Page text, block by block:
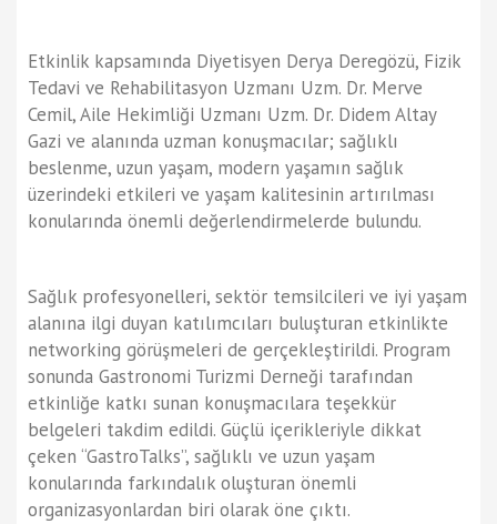
Etkinlik kapsamında Diyetisyen Derya Deregözü, Fizik
Tedavi ve Rehabilitasyon Uzmanı Uzm. Dr. Merve
Cemil, Aile Hekimliği Uzmanı Uzm. Dr. Didem Altay
Gazi ve alanında uzman konuşmacılar; sağlıklı
beslenme, uzun yaşam, modern yaşamın sağlık
üzerindeki etkileri ve yaşam kalitesinin artırılması
konularında önemli değerlendirmelerde bulundu.
Sağlık profesyonelleri, sektör temsilcileri ve iyi yaşam
alanına ilgi duyan katılımcıları buluşturan etkinlikte
networking görüşmeleri de gerçekleştirildi. Program
sonunda Gastronomi Turizmi Derneği tarafından
etkinliğe katkı sunan konuşmacılara teşekkür
belgeleri takdim edildi. Güçlü içerikleriyle dikkat
çeken “GastroTalks”, sağlıklı ve uzun yaşam
konularında farkındalık oluşturan önemli
organizasyonlardan biri olarak öne çıktı.